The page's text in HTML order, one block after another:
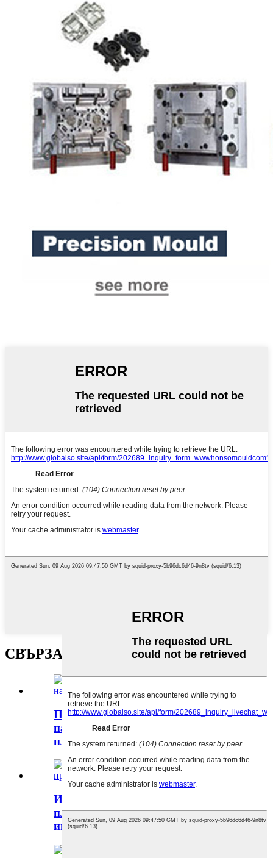
СВЪРЗАНИ ПРОДУКТИ
Популярни фенове Производител
на мухъл Инжектиране на
пластмасови части...
Инжекционно формоване на
пластмаса за производство на
играчки